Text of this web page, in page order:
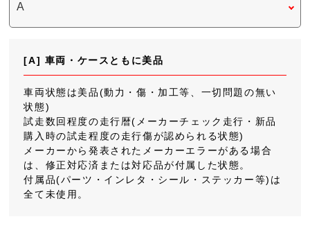
[A] 車両・ケースともに美品
車両状態は美品(動力・傷・加工等、一切問題の無い
状態)
試走数回程度の走行暦(メーカーチェック走行・新品
購入時の試走程度の走行傷が認められる状態)
メーカーから発表されたメーカーエラーがある場合
は、修正対応済または対応品が付属した状態。
付属品(パーツ・インレタ・シール・ステッカー等)は
全て未使用。